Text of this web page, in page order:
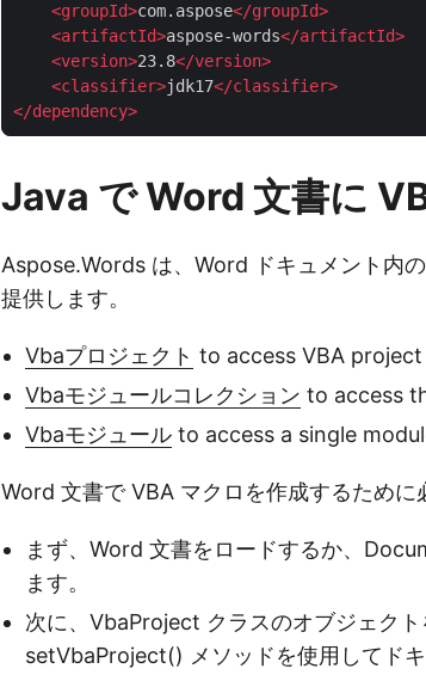
<groupId>com.aspose</groupId>
<artifactId>aspose-words</artifactId>
<version>23.8</version>
<classifier>jdk17</classifier>
</dependency>
Java で Word 文書に
Aspose.Words は、Word ドキュメント内
提供します。
Vbaプロジェクト to access VBA
Vbaモジュールコレクション to access
Vbaモジュール to access a single
Word 文書で VBA マクロを作成するために
まず、Word 文書をロードするか、
ます。
次に、VbaProject クラスのオブジェクト
setVbaProject() メソッドを使用してドキ